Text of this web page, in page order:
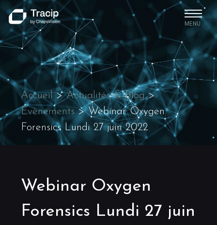
MENU
Accueil>Actualités & Blog>
Évènements>Webinar Oxygen
Forensics Lundi 27 juin 2022
Webinar Oxygen
Forensics Lundi 27 juin